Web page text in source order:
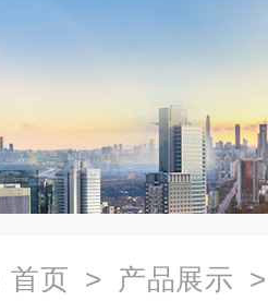
首页 > 产品展示